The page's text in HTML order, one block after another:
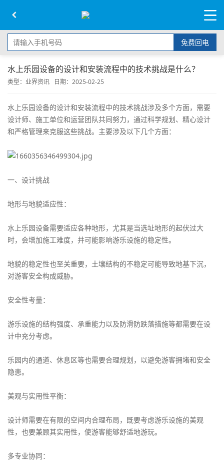
免费回电
水上乐园设备的设计和安装流程中的技术挑战是什么？
类型： 业界资讯 日期：2025-02-25
水上乐园设备的设计和安装流程中的技术挑战涉及多个方面，需要
设计师、施工单位和运营团队共同努力，通过科学规划、精心设计
和严格管理来克服这些挑战。主要涉及以下几个方面：
一、设计挑战
地形与地貌适应性：
水上乐园设备需要适应各种地形，尤其是当选址地形的起伏过大
时，会增加施工难度，并可能影响游乐设施的稳定性。
地貌的稳定性也至关重要，土壤结构的不稳定可能导致地基下沉，
对游客安全构成威胁。
安全性考量：
游乐设施的结构强度、承重能力以及防滑防跌落措施等都需要在设
计中充分考虑。
乐园内的通道、休息区等也需要合理规划，以避免游客拥堵和安全
隐患。
美观与实用性平衡：
设计师需要在有限的空间内合理布局，既要考虑游乐设施的美观
性，也要兼顾其实用性，使游客能够舒适地游玩。
多专业协同：